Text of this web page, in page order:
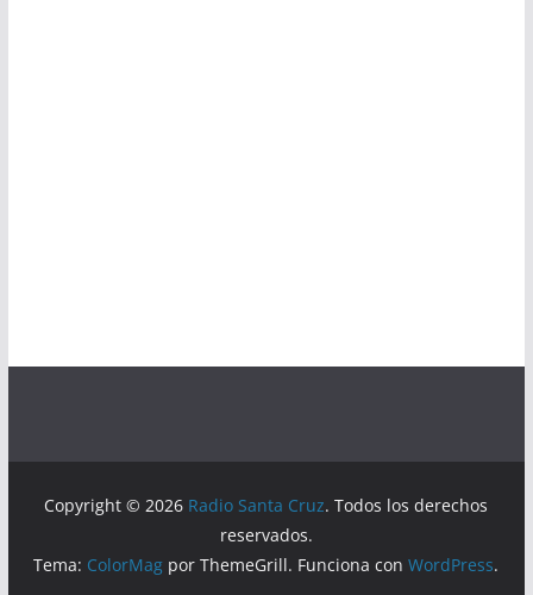
Copyright © 2026 Radio Santa Cruz. Todos los derechos
reservados.
Tema: ColorMag por ThemeGrill. Funciona conWordPress.